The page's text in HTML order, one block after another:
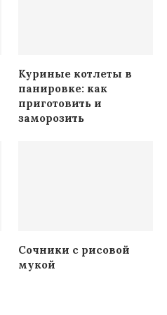
Куриные котлеты в
панировке: как
приготовить и
заморозить
Сочники с рисовой
мукой